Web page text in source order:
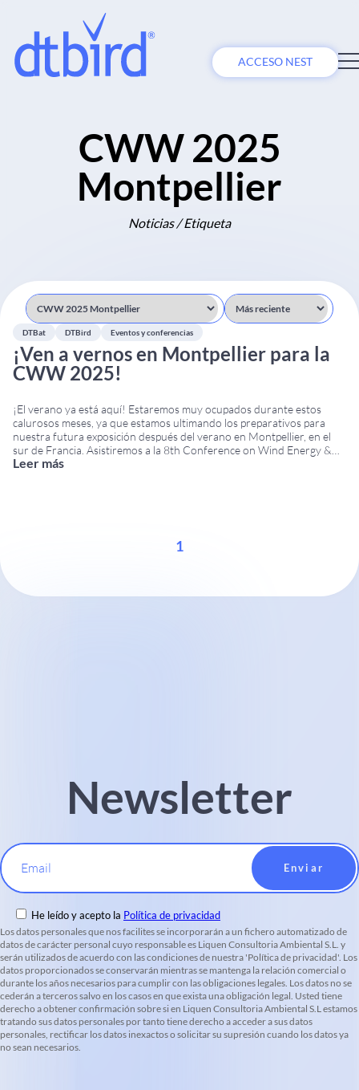
ACCESO NEST
CWW 2025
Montpellier
Noticias / Etiqueta
DTBat DTBird Eventos y conferencias
¡Ven a vernos en Montpellier para la
CWW 2025!
¡El verano ya está aquí! Estaremos muy ocupados durante estos
calurosos meses, ya que estamos ultimando los preparativos para
nuestra futura exposición después del verano en Montpellier, en el
sur de Francia. Asistiremos a la 8th Conference on Wind Energy &
Wildlife Impacts. La conferencia tendrá lugar del 8 al 12 de
Leer más
1
Newsletter
Email
He leído y acepto la Política de privacidad
Los datos personales que nos facilites se incorporarán a un fichero automatizado de
datos de carácter personal cuyo responsable es Liquen Consultoria Ambiental S.L. y
serán utilizados de acuerdo con las condiciones de nuestra 'Política de privacidad'. Los
datos proporcionados se conservarán mientras se mantenga la relación comercial o
durante los años necesarios para cumplir con las obligaciones legales. Los datos no se
cederán a terceros salvo en los casos en que exista una obligación legal. Usted tiene
derecho a obtener confirmación sobre si en Liquen Consultoria Ambiental S.L estamos
tratando sus datos personales por tanto tiene derecho a acceder a sus datos
personales, rectificar los datos inexactos o solicitar su supresión cuando los datos ya
no sean necesarios.